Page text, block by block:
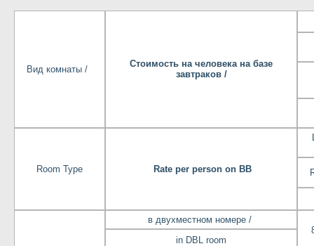
Вид комнаты /
Стоимость на человека на базе
завтраков /
Room Type Rate per person on BB
в двухместном номере /
in DBL room